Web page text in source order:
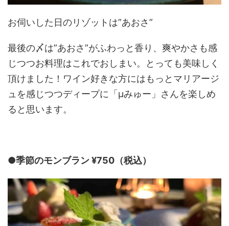
お伺いした日のリゾットは”あおさ”
最後の〆は”あおさ”がふわっと香り、爽やかさも感
じつつお料理はこれでおしまい。とっても美味しく
頂けました！ワイン好きな方にはもっとマリアージ
ュを感じつつディープに「μみゅー」さんを楽しめ
ると思います。
●季節のモンブラン ¥750（税込）